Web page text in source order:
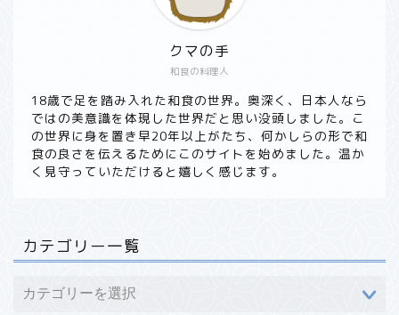
和食の料理人
クマの手
18歳で足を踏み入れた和食の世界。奥深く、日本人なら
ではの美意識を体現した世界だと思い没頭しました。こ
の世界に身を置き早20年以上がたち、何かしらの形で和
食の良さを伝えるためにこのサイトを始めました。温か
く見守っていただけると嬉しく感じます。
カテゴリー一覧
食材から探す